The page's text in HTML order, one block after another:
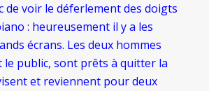
de voir le déferlement des doigts
: heureusement il y a les
écrans. Les deux hommes
public, sont prêts à quitter la
et reviennent pour deux